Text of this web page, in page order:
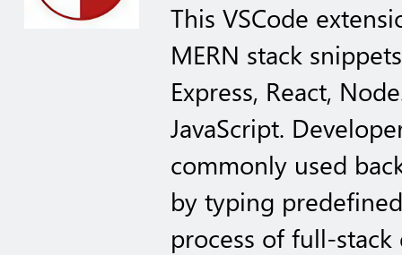
This VSCode
MERN stack
Express, React,
JavaScript.
commonly used
by typing
process of full-